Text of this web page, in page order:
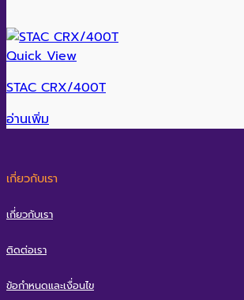
Quick View
STAC CRX/400T
อ่านเพิ่ม
เกี่ยวกับเรา
เกี่ยวกับเรา
ติดต่อเรา
ข้อกำหนดและเงื่อนไข